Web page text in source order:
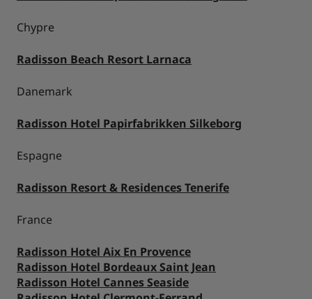
Chypre
Radisson Beach Resort Larnaca
Danemark
Radisson Hotel Papirfabrikken Silkeborg
Espagne
Radisson Resort & Residences Tenerife
France
Radisson Hotel Aix En Provence
Radisson Hotel Bordeaux Saint Jean
Radisson Hotel Cannes Seaside